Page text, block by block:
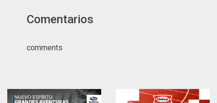
Comentarios
comments